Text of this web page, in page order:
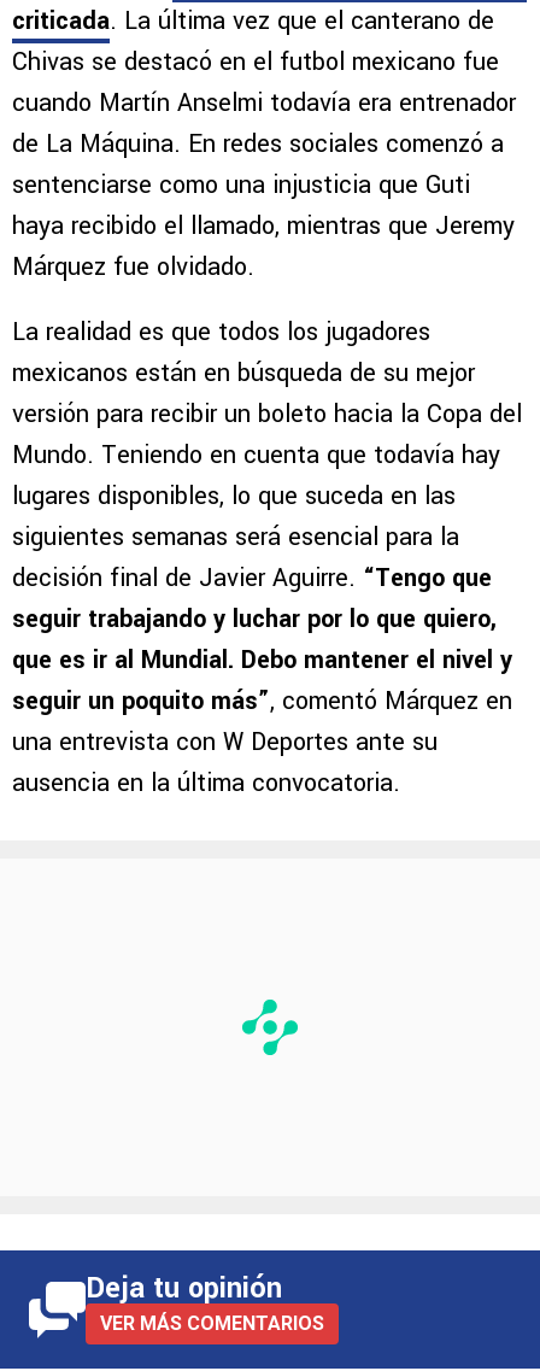
criticada. La última vez que el canterano de
Chivas se destacó en el futbol mexicano fue
cuando Martín Anselmi todavía era entrenador
de La Máquina. En redes sociales comenzó a
sentenciarse como una injusticia que Guti
haya recibido el llamado, mientras que Jeremy
Márquez fue olvidado.
La realidad es que todos los jugadores
mexicanos están en búsqueda de su mejor
versión para recibir un boleto hacia la Copa del
Mundo. Teniendo en cuenta que todavía hay
lugares disponibles, lo que suceda en las
siguientes semanas será esencial para la
decisión final de Javier Aguirre. “Tengo que
seguir trabajando y luchar por lo que quiero,
que es ir al Mundial. Debo mantener el nivel y
seguir un poquito más”, comentó Márquez en
una entrevista con W Deportes ante su
ausencia en la última convocatoria.
Deja tu opinión
VER MÁS COMENTARIOS